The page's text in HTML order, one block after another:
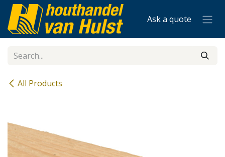
Skip to Content
Ask a quote
All Products